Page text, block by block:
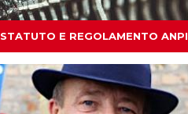
STATUTO E REGOLAMENTO ANPI